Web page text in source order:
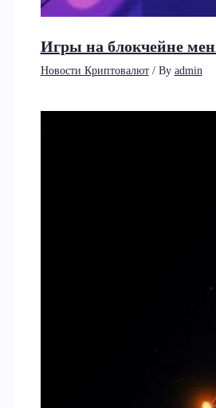
Игры на блокчейне
Новости Криптовалют/ By admin